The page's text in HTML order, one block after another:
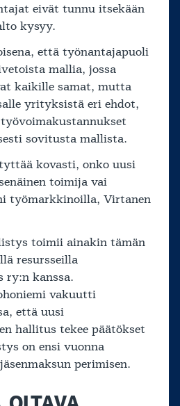
eivät tunnu itsekään
kysyy.
että työnantajapuoli
mallia, jossa
kaikille samat, mutta
yrityksistä eri ehdot,
sovitusta mallista.
kovasti, onko uusi
toimija vai
työmarkkinoilla, Virtanen
toimii ainakin tämän
resursseilla
ry:n kanssa.
vakuutti
että uusi
hallitus tekee päätökset
on ensi vuonna
perimisen.